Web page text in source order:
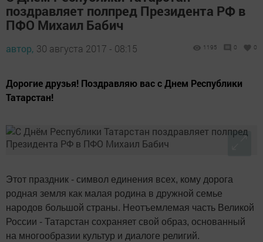
поздравляет полпред Президента РФ в
ПФО Михаил Бабич
автор, 30 августа 2017 - 08:15 1195 0 0
Дорогие друзья! Поздравляю вас с Днем Республики
Татарстан!
Этот праздник - символ единения всех, кому дорога
родная земля как малая родина в дружной семье
народов большой страны. Неотъемлемая часть Великой
России - Татарстан сохраняет свой образ, основанный
на многообразии культур и диалоге религий.